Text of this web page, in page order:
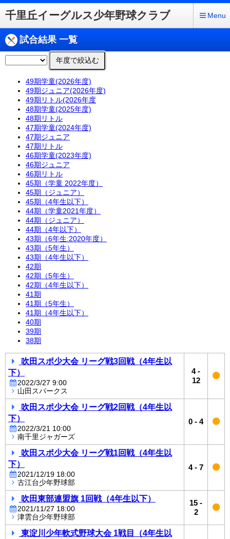
千里丘イーグルス少年野球クラブ Menu
試合結果 一覧
年度で絞込む
49期学童(2026年度)
49期ジュニア(2026年度)
49期リトル(2026年度
48期学童(2025年度)
48期リトル
47期学童(2024年度)
47期ジュニア
47期リトル
46期学童(2023年度)
46期ジュニア
46期リトル
45期（学童 2022年度）
45期（ジュニア）
45期（4年生以下）
44期（学童2021年度）
44期（ジュニア）
44期（4年以下）
43期（6年生:2020年度）
43期（5年生）
43期（4年生以下）
42期
42期（5年生）
42期（4年生以下）
41期
41期（5年生）
41期（4年生以下）
40期
39期
38期
吹田スポ少大会 リーグ戦3回戦（4年生以
下）
2022/3/27 9:00
山田スパークス
4-
12
吹田スポ少大会 リーグ戦2回戦（4年生以
下）
2022/3/21 10:00
南千里ジャガーズ
0 - 4
吹田スポ少大会 リーグ戦1回戦（4年生以
下）
2021/12/19 18:00
古江台少年野球部
4- 7
吹田東部連盟旗 1回戦（4年生以下）
2021/11/27 18:00
津雲台少年野球部
15 -
2
東淀川少年軟式野球大会 1戦目（4年生以